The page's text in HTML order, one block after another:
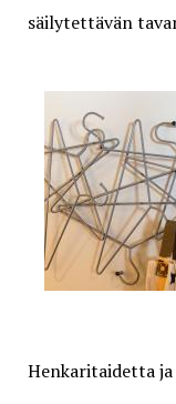
säilytettävän
Henkaritaidetta